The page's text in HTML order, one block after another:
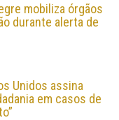
mobiliza órgãos
durante alerta de
Unidos assina
em casos de